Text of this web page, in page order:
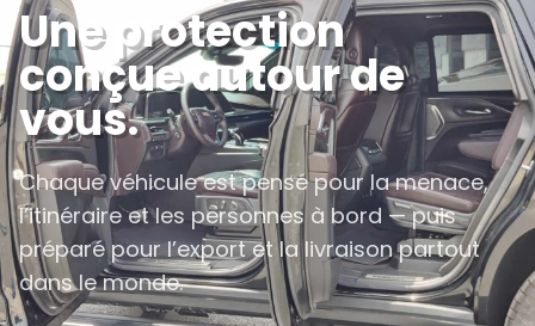
Une protection
conçue autour de
vous.
Chaque véhicule est pensé pour la menace,
l’itinéraire et les personnes à bord — puis
préparé pour l’export et la livraison partout
dans le monde.